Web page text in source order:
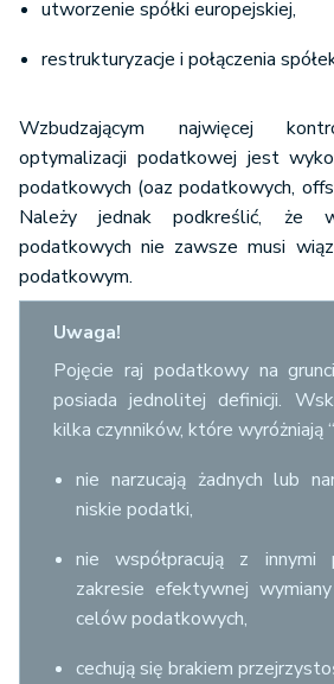
utworzenie spółki europejskiej,
restrukturyzacje i połączenia
Wzbudzającym najwięcej
optymalizacji podatkowej jest
podatkowych (oaz podatkowych,
Należy jednak podkreślić, że
podatkowych nie zawsze musi
podatkowym.
Uwaga!
Pojęcie raj podatkowy na
posiada jednolitej definicji.
kilka czynników, które wyróżniają
nie narzucają żadnych lub
niskie podatki,
nie współpracują z innymi
zakresie efektywnej
celów podatkowych,
cechują się brakiem